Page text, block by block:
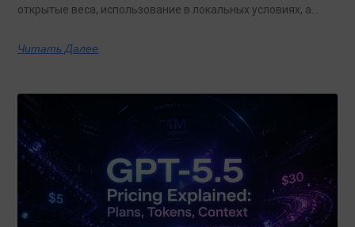
открытые веса, использование в локальных условиях, а
конкретных задач на сегодняшний день.
Читать Далее